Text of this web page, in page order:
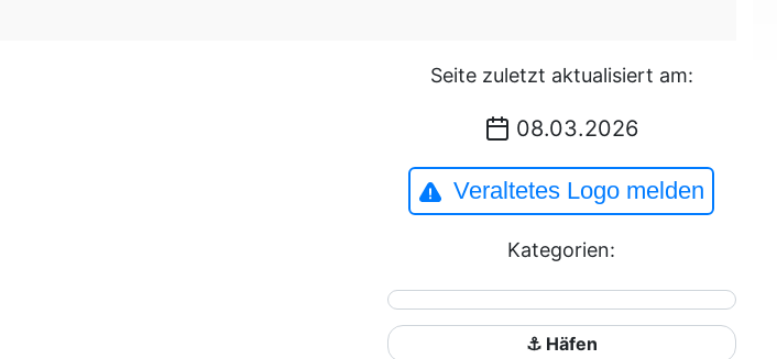
Seite zuletzt aktualisiert am:
08.03.2026
Veraltetes Logo melden
Kategorien:
⚓ Häfen